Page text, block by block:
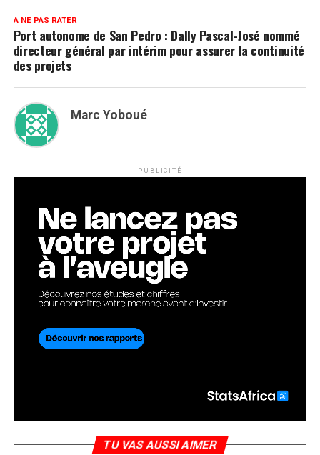
A NE PAS RATER
Port autonome de San Pedro : Dally Pascal-José nommé
directeur général par intérim pour assurer la continuité
des projets
Marc Yoboué
PUBLICITÉ
TU VAS AUSSI AIMER